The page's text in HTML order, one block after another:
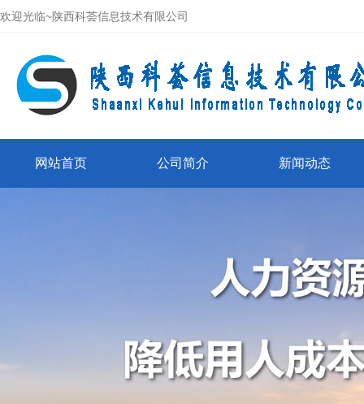
欢迎光临~陕西科荟信息技术有限公司
网站首页 公司简介 新闻动态